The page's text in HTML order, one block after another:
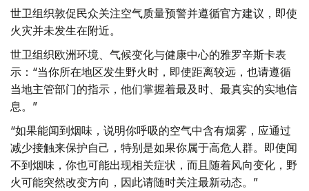
世卫组织敦促民众关注空气质量预警并遵循官方建议，即使
火灾并未发生在附近。
世卫组织欧洲环境、气候变化与健康中心的雅罗辛斯卡表
示：“当你所在地区发生野火时，即使距离较远，也请遵循
当地主管部门的指示，他们掌握着最及时、最真实的实地信
息。”
“如果能闻到烟味，说明你呼吸的空气中含有烟雾，应通过
减少接触来保护自己，特别是如果你属于高危人群。即使闻
不到烟味，你也可能出现相关症状，而且随着风向变化，野
火可能突然改变方向，因此请随时关注最新动态。”